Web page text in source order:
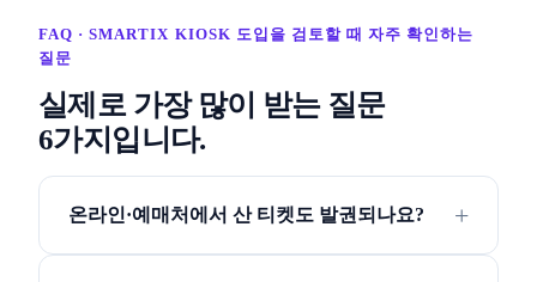
FAQ · SMARTIX KIOSK 도입을 검토할 때 자주 확인하는
질문
실제로 가장 많이 받는 질문
6가지입니다.
온라인·예매처에서 산 티켓도 발권되나요?